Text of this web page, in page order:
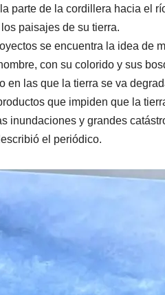
parte de la cordillera hacia el
paisajes de su tierra.
se encuentra la idea de
con su colorido y sus
en las que la tierra se va
que impiden que la
inundaciones y grandes
el periódico.